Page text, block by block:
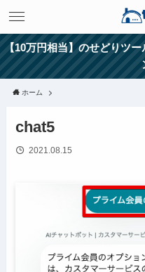
【10万円相当】のせどりツ
ホーム
chat5
2021.08.15